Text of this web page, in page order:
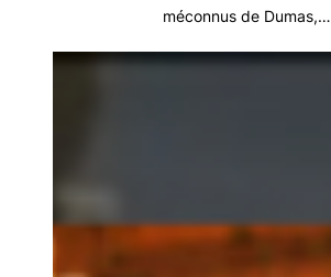
méconnus de Dumas,…